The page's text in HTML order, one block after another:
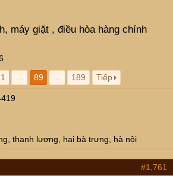
máy giặt , điều hòa hàng chính
1 89 189 Tiếp
thanh lương, hai bà trưng, hà nội
#1,761